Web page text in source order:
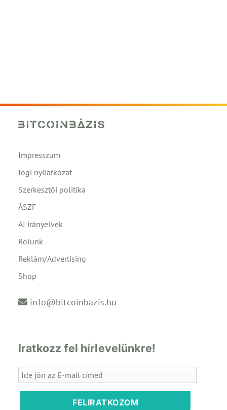
Impresszum
Jogi nyilatkozat
Szerkesztői politika
ÁSZF
AI irányelvek
Rólunk
Reklám/Advertising
Shop
info@bitcoinbazis.hu
Iratkozz fel hírlevelünkre!
FELIRATKOZOM